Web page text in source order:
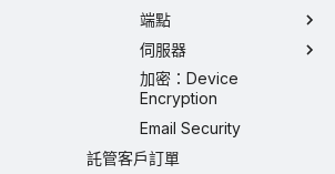
端點
伺服器
加密：Device
Encryption
Email Security
託管客戶訂單